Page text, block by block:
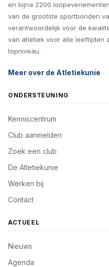
en bijna 2200
van de grootste sportbonden
verantwoordelijk voor de
van atletiek voor alle leeftijden
topniveau.
Meer over de Atletiekunie
ONDERSTEUNING
Kenniscentrum
Club aanmelden
Zoek een club
De Atletiekunie
Werken bij
Contact
ACTUEEL
Nieuws
Agenda